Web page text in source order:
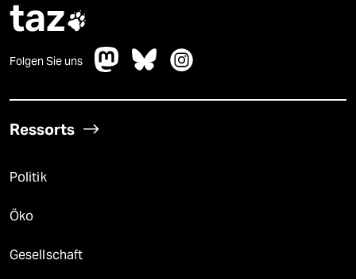
taz
Folgen Sie uns
Ressorts
Politik
Öko
Gesellschaft